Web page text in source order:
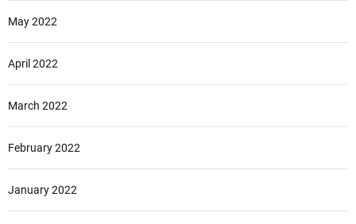
May 2022
April 2022
March 2022
February 2022
January 2022